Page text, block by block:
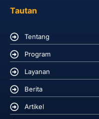
Tautan
Tentang
Program
Layanan
Berita
Artikel